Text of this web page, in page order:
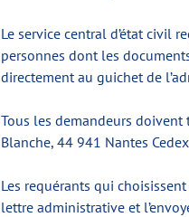
Le service central d’état civil
personnes dont les
directement au guichet de
Tous les demandeurs doivent
Blanche, 44 941 Nantes
Les requérants qui
lettre administrative et